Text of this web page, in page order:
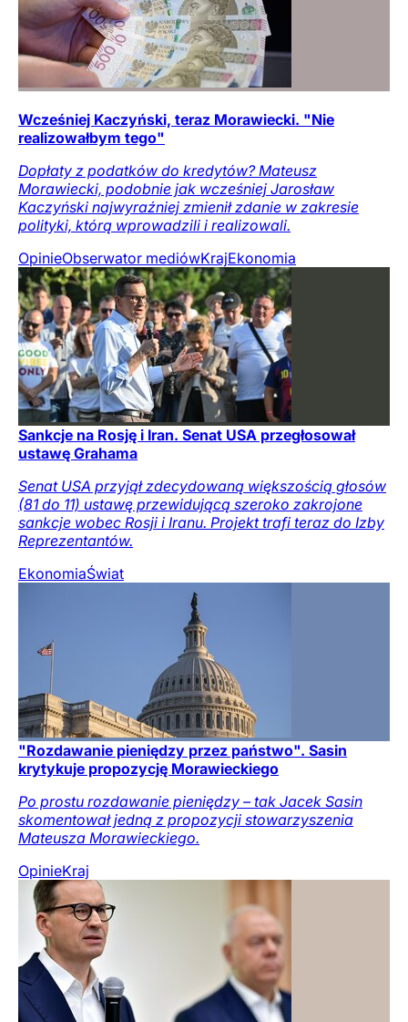
Wcześniej Kaczyński, teraz Morawiecki. "Nie
realizowałbym tego"
Dopłaty z podatków do kredytów? Mateusz
Morawiecki, podobnie jak wcześniej Jarosław
Kaczyński najwyraźniej zmienił zdanie w zakresie
polityki, którą wprowadzili i realizowali.
OpinieObserwator mediówKrajEkonomia
Sankcje na Rosję i Iran. Senat USA przegłosował
ustawę Grahama
Senat USA przyjął zdecydowaną większością głosów
(81 do 11) ustawę przewidującą szeroko zakrojone
sankcje wobec Rosji i Iranu. Projekt trafi teraz do Izby
Reprezentantów.
EkonomiaŚwiat
"Rozdawanie pieniędzy przez państwo". Sasin
krytykuje propozycję Morawieckiego
Po prostu rozdawanie pieniędzy – tak Jacek Sasin
skomentował jedną z propozycji stowarzyszenia
Mateusza Morawieckiego.
OpinieKraj